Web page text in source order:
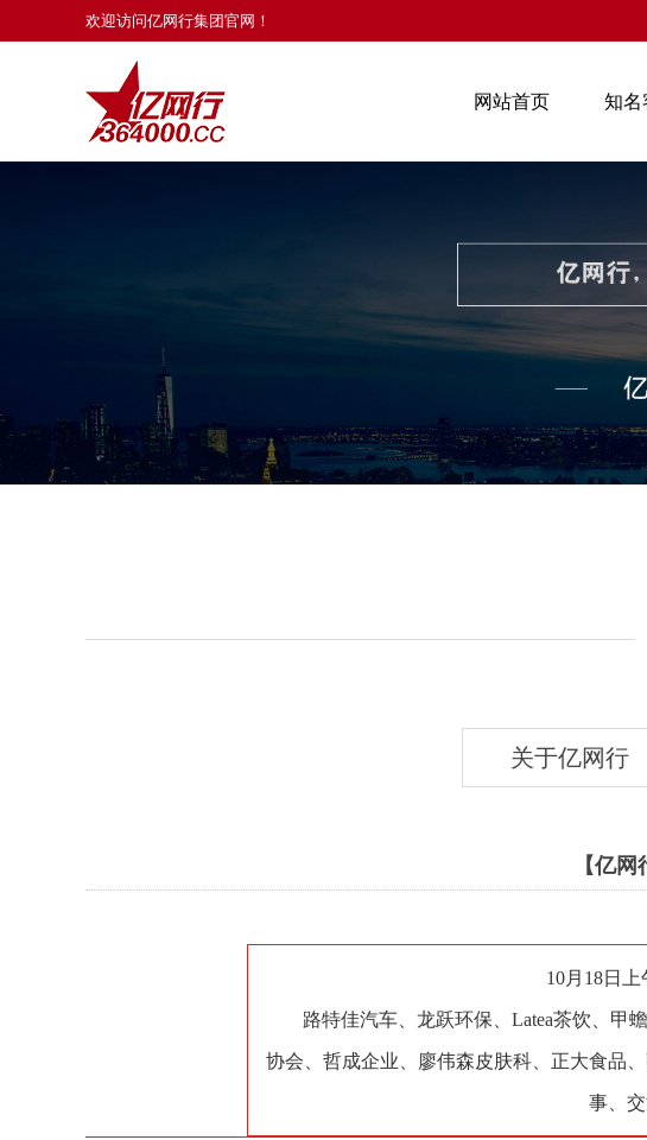
欢迎访问亿网行集团官网！
网站首页 知名
关于亿网行
【亿
10月18日
路特佳汽车、龙跃环保、Latea茶饮、甲
协会、哲成企业、廖伟森皮肤科、正大食品
事、